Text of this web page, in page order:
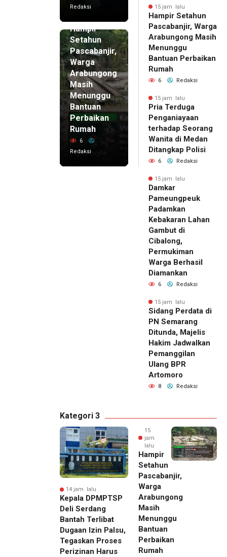
Redaksi
Hampir
Setahun
Pascabanjir,
Warga
Arabungong
Masih
Menunggu
Bantuan
Perbaikan
Rumah
6
Redaksi
15 jam lalu
Hampir Setahun
Pascabanjir, Warga
Arabungong Masih
Menunggu
Bantuan Perbaikan
Rumah
6 Redaksi
15 jam lalu
Pria Terduga
Penganiayaan
terhadap Seorang
Wanita di Medan
Ditangkap Polisi
6 Redaksi
15 jam lalu
Damkar
Pameungpeuk
Padamkan
Kebakaran Lahan
Gambut di
Cibalong,
Permukiman
Warga Berhasil
Diamankan
6 Redaksi
15 jam lalu
Sidang Perdata di
PN Semarang
Ditunda, Majelis
Hakim Jadwalkan
Pemanggilan
Ulang BPR
Artomoro
8 Redaksi
Kategori 3
14 jam lalu
Kepala DPMPTSP
Deli Serdang
Bantah Terlibat
Dugaan Izin Palsu,
Tegaskan Proses
Perizinan Harus
15
jam
lalu
Hampir
Setahun
Pascabanjir,
Warga
Arabungong
Masih
Menunggu
Bantuan
Perbaikan
Rumah